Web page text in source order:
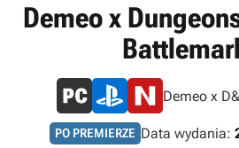
Demeo x
Demeo x
PO PREMIERZE Data wydania: